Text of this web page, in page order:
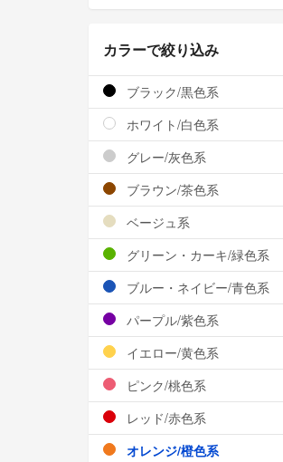
カラーで絞り込み
ブラック/黒色系
ホワイト/白色系
グレー/灰色系
ブラウン/茶色系
ベージュ系
グリーン・カーキ/緑色系
ブルー・ネイビー/青色系
パープル/紫色系
イエロー/黄色系
ピンク/桃色系
レッド/赤色系
オレンジ/橙色系